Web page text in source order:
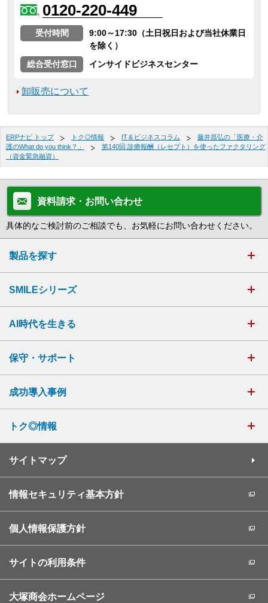
0120-220-449
受付時間
9:00～17:30（土日祝日および当社休業日
を除く）
総合受付窓口
インサイドビジネスセンター
卸販売について
ERPナビ トップ トク◎情報 IT＆ビジネスコラム
藤井昌弘の「医療・介
護のWhat do you think？」
第140回 診療報酬（レセプト）を使ったファクタリング
（資金緊急融資）
資料請求・お問い合わせ
具体的なご検討前のご相談でも、お気軽にお問い合わせください。
製品を探す
SMILEシリーズ
AI時代を生きる
保守・サポート
成功導入事例
トク◎情報
サイトマップ
情報セキュリティ基本方針
個人情報保護方針
サイトの利用条件
大塚商会ホームページ